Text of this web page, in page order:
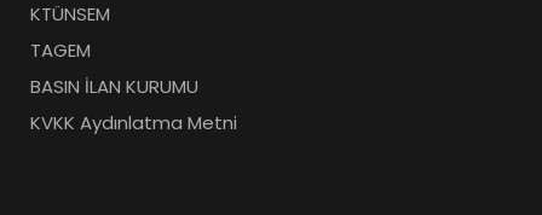
KTÜNSEM
TAGEM
BASIN İLAN KURUMU
KVKK Aydınlatma Metni